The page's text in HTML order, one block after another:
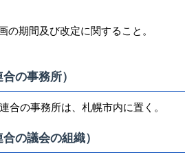
の期間及び改定に関すること。
合の事務所）
の事務所は、札幌市内に置く。
合の議会の組織）